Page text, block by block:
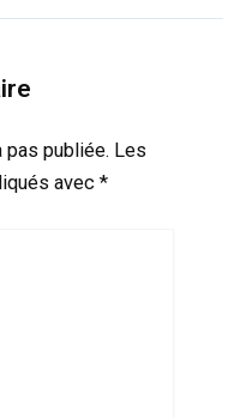
publiée. Les
avec *